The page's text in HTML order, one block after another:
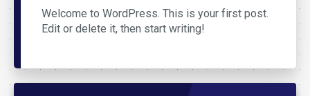
Welcome to WordPress. This is your first post.
Edit or delete it, then start writing!